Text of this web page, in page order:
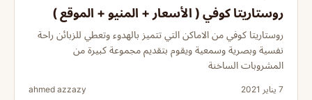
روستاريتا كوفي ( الأسعار + المنيو + الموقع )
روستاريتا كوفي من الاماكن التي تتميز بالهدوء وتعطي للزبائن راحة
نفسية وبصرية وسمعية ويقوم بتقديم مجموعة كبيرة من
المشروبات الساخنة
7 يناير 2021 ahmed azzazy